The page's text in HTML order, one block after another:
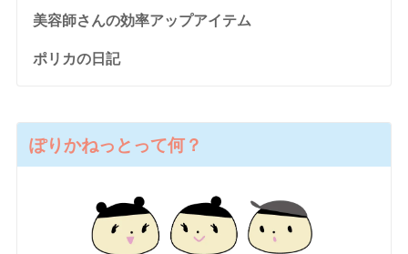
美容師さんの効率アップアイテム
ポリカの日記
ぽりかねっとって何？